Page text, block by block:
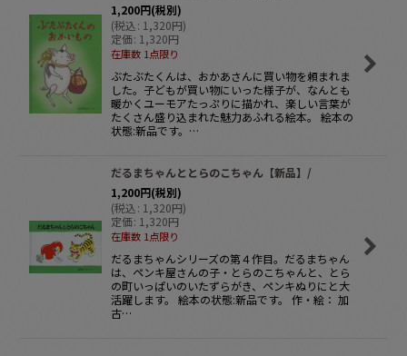
1,200円(税別)
(税込: 1,320円)
定価: 1,320円
在庫数 1点限り
ぶたぶたくんは、おかあさんに買い物を頼まれま
した。子どもが買い物にいった様子が、なんとも
暖かくユーモアたっぷりに描かれ、楽しい言葉が
たくさん盛り込まれた魅力あふれる絵本。 絵本の
状態:新品です。…
だるまちゃんととらのこちゃん【新品】/
1,200円(税別)
(税込: 1,320円)
定価: 1,320円
在庫数 1点限り
だるまちゃんシリーズの第４作目。だるまちゃん
は、ペンキ屋さんの子・とらのこちゃんと、とら
の町いっぱいのいたずらがき、ペンキぬりにと大
活躍します。 絵本の状態:新品です。 作・絵： 加
古…